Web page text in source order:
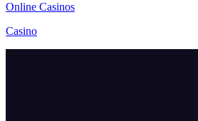
Online Casinos
Casino